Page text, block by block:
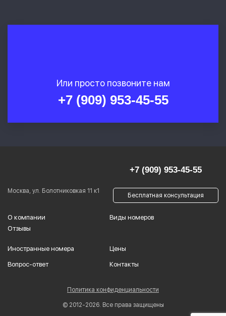
Или просто позвоните нам
+7 (909) 953-45-55
Москва, ул. Болотниковкая 11 к1
О компании
Отзывы
Виды номеров
Иностранные номера Цены
Вопрос-ответ Контакты
+7 (909) 953-45-55
Бесплатная консультация
Политика конфиденциальности
© 2012-2026. Все права защищены